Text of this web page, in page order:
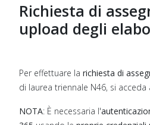
Richiesta di
upload degli
Per effettuare la richiesta di
di laurea triennale N46, si acceda
NOTA: È necessaria l'